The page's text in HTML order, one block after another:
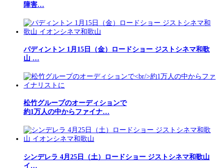
障害…
パディントン 1月15日（金）ロードショー ジストシネマ和歌
山 …
松竹グループのオーディションで
約1万人の中からファイナ…
シンデレラ 4月25日（土）ロードショー ジストシネマ和歌山
イ…